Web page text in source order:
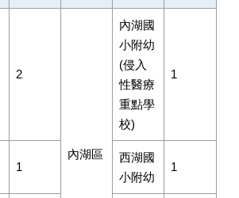
2
內湖區
內湖國
小附幼
(侵入
性醫療
重點學
校)
1
1
西湖國
小附幼
1